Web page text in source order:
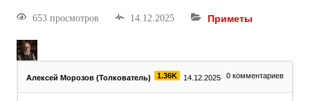
653 просмотров 14.12.2025 Приметы
Алексей Морозов (Толкователь) 1.36K 14.12.2025 0 комментариев